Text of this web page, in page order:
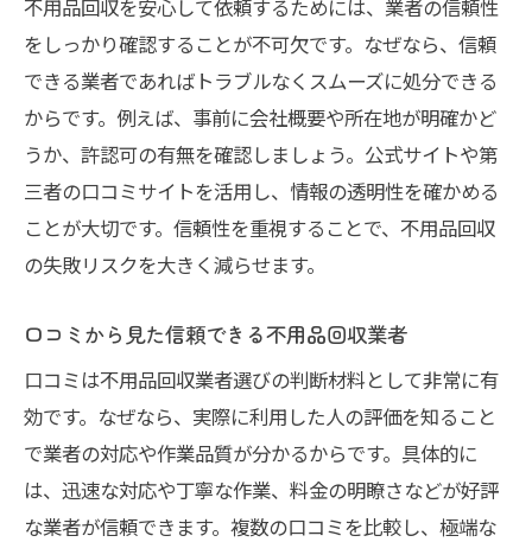
不用品回収を安心して依頼するためには、業者の信頼性
をしっかり確認することが不可欠です。なぜなら、信頼
できる業者であればトラブルなくスムーズに処分できる
からです。例えば、事前に会社概要や所在地が明確かど
うか、許認可の有無を確認しましょう。公式サイトや第
三者の口コミサイトを活用し、情報の透明性を確かめる
ことが大切です。信頼性を重視することで、不用品回収
の失敗リスクを大きく減らせます。
口コミから見た信頼できる不用品回収業者
口コミは不用品回収業者選びの判断材料として非常に有
効です。なぜなら、実際に利用した人の評価を知ること
で業者の対応や作業品質が分かるからです。具体的に
は、迅速な対応や丁寧な作業、料金の明瞭さなどが好評
な業者が信頼できます。複数の口コミを比較し、極端な